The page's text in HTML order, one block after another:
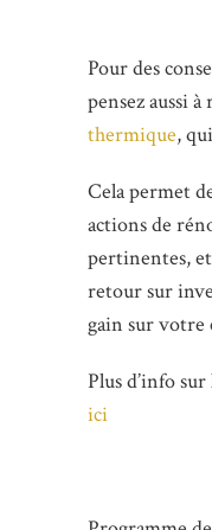
Pour des
pensez aussi
thermique,
Cela permet
actions de
pertinentes,
retour sur
gain sur
Plus d’info
ici